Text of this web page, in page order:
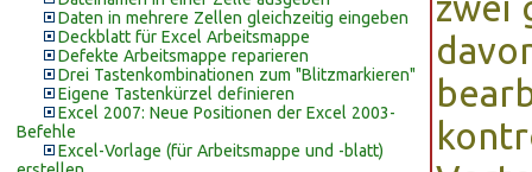
Daten in mehrere Zellen gleichzeitig eingeben
Deckblatt für Excel Arbeitsmappe
Defekte Arbeitsmappe reparieren
Drei Tastenkombinationen zum "Blitzmarkieren"
Eigene Tastenkürzel definieren
Excel 2007: Neue Positionen der Excel 2003-
Befehle
Excel-Vorlage (für Arbeitsmappe und -blatt)